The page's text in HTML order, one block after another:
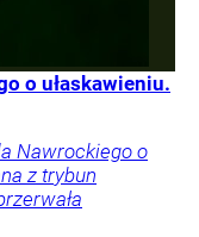
o ułaskawieniu.
Nawrockiego o
z trybun